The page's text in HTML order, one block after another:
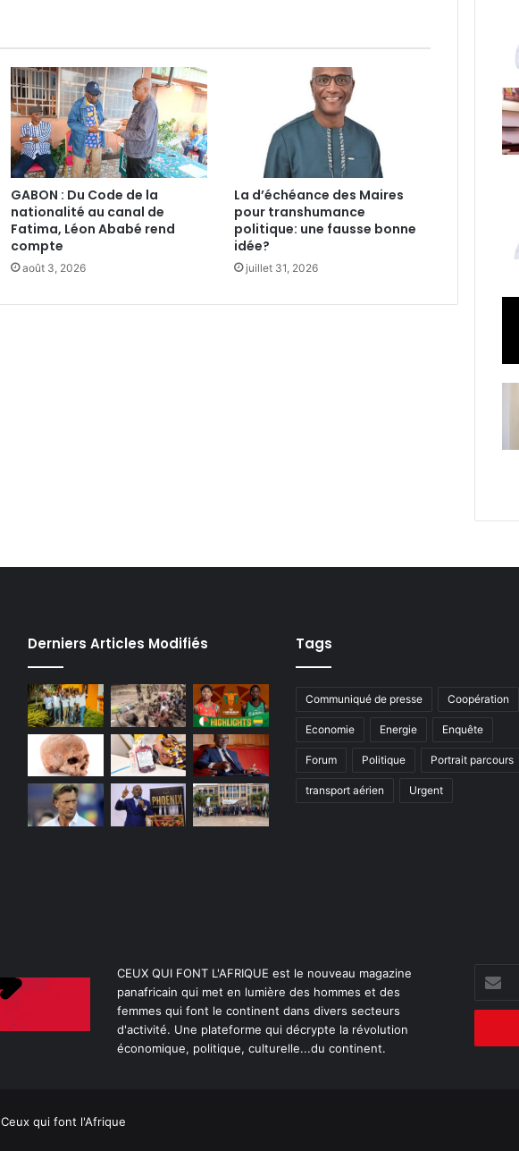
GABON : Du Code de la
nationalité au canal de
Fatima, Léon Ababé rend
compte
août 3, 2026
La d’échéance des Maires
pour transhumance
politique: une fausse bonne
idée?
juillet 31, 2026
Derniers Articles Modifiés Tags
Communiqué de presse Coopération
Economie Energie Enquête
Forum Politique Portrait parcours
transport aérien Urgent
CEUX QUI FONT L'AFRIQUE est le nouveau magazine
panafricain qui met en lumière des hommes et des
femmes qui font le continent dans divers secteurs
d'activité. Une plateforme qui décrypte la révolution
économique, politique, culturelle...du continent.
votre
adresse
Ceux qui font l'Afrique